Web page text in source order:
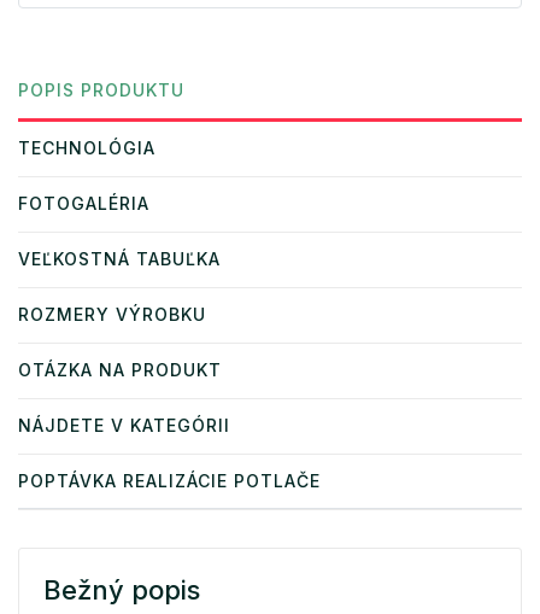
POPIS PRODUKTU
TECHNOLÓGIA
FOTOGALÉRIA
VEĽKOSTNÁ TABUĽKA
ROZMERY VÝROBKU
OTÁZKA NA PRODUKT
NÁJDETE V KATEGÓRII
POPTÁVKA REALIZÁCIE POTLAČE
Bežný popis